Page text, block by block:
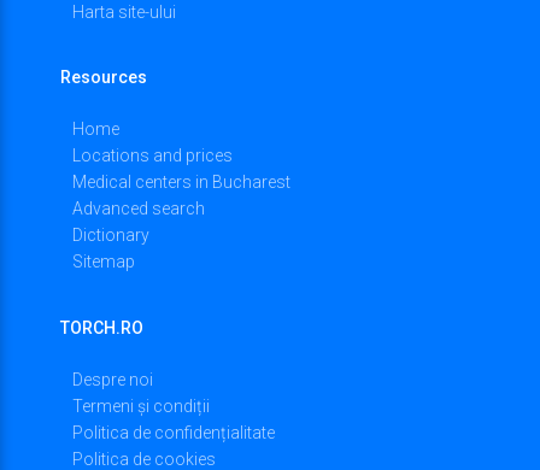
Harta site-ului
Resources
Home
Locations and prices
Medical centers in Bucharest
Advanced search
Dictionary
Sitemap
TORCH.RO
Despre noi
Termeni și condiții
Politica de confidențialitate
Politica de cookies